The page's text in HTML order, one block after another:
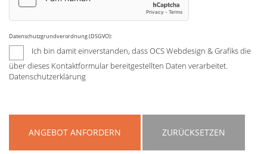
Datenschutzgrundverordnung (DSGVO):
Ich bin damit einverstanden, dass OCS Webdesign & Grafiks die
über dieses Kontaktformular bereitgestellten Daten verarbeitet.
Datenschutzerklärung
ANGEBOT ANFORDERN ZURÜCKSETZEN